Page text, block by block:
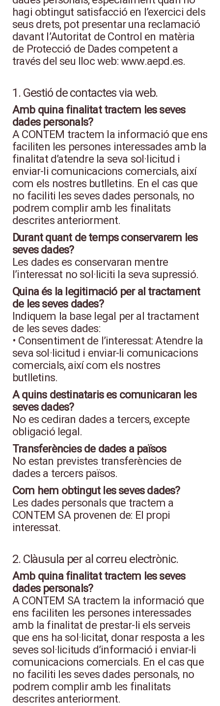
hagi obtingut satisfacció en l’exercici dels
seus drets, pot presentar una reclamació
davant l’Autoritat de Control en matèria
de Protecció de Dades competent a
través del seu lloc web: www.aepd.es.
1. Gestió de contactes via web.
Amb quina finalitat tractem les seves
dades personals?
A CONTEM tractem la informació que ens
faciliten les persones interessades amb la
finalitat d’atendre la seva sol·licitud i
enviar-li comunicacions comercials, així
com els nostres butlletins. En el cas que
no faciliti les seves dades personals, no
podrem complir amb les finalitats
descrites anteriorment.
Durant quant de temps conservarem les
seves dades?
Les dades es conservaran mentre
l’interessat no sol·liciti la seva supressió.
Quina és la legitimació per al tractament
de les seves dades?
Indiquem la base legal per al tractament
de les seves dades:
• Consentiment de l’interessat: Atendre la
seva sol·licitud i enviar-li comunicacions
comercials, així com els nostres
butlletins.
A quins destinataris es comunicaran les
seves dades?
No es cediran dades a tercers, excepte
obligació legal.
Transferències de dades a països
No estan previstes transferències de
dades a tercers països.
Com hem obtingut les seves dades?
Les dades personals que tractem a
CONTEM SA provenen de: El propi
interessat.
2. Clàusula per al correu electrònic.
Amb quina finalitat tractem les seves
dades personals?
A CONTEM SA tractem la informació que
ens faciliten les persones interessades
amb la finalitat de prestar-li els serveis
que ens ha sol·licitat, donar resposta a les
seves sol·licituds d’informació i enviar-li
comunicacions comercials. En el cas que
no faciliti les seves dades personals, no
podrem complir amb les finalitats
descrites anteriorment.